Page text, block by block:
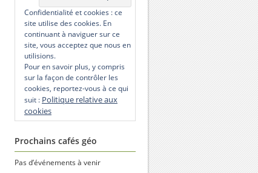
Confidentialité et cookies : ce
site utilise des cookies. En
continuant à naviguer sur ce
site, vous acceptez que nous en
utilisions.
Pour en savoir plus, y compris
sur la façon de contrôler les
cookies, reportez-vous à ce qui
suit : Politique relative aux
cookies
Prochains cafés géo
Pas d’événements à venir